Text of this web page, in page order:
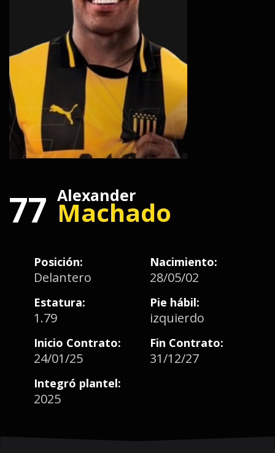
77 Alexander
Machado
Posición:
Delantero
Nacimiento:
28/05/02
Estatura:
1.79
Pie hábil:
izquierdo
Inicio Contrato:
24/01/25
Fin Contrato:
31/12/27
Integró plantel:
2025